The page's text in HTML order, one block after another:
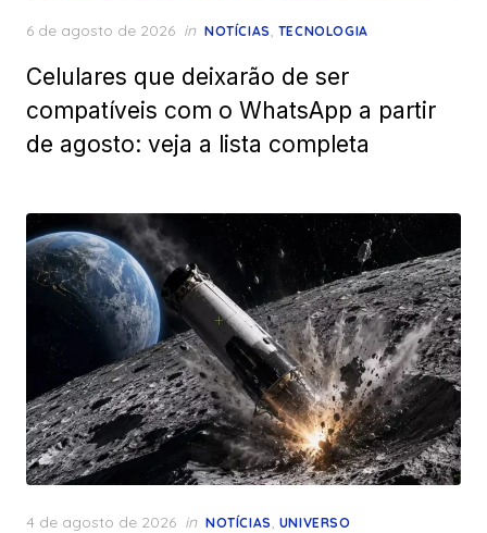
Posted
6 de agosto de 2026 in NOTÍCIAS, TECNOLOGIA
Celulares que deixarão de ser
compatíveis com o WhatsApp a partir
de agosto: veja a lista completa
Posted
4 de agosto de 2026 in NOTÍCIAS, UNIVERSO